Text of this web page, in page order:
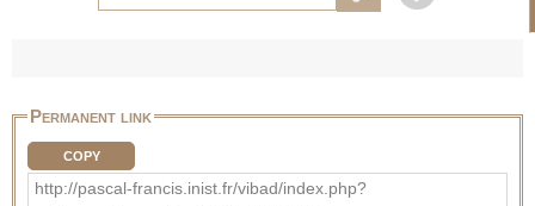
Permanent link
COPY
http://pascal-francis.inist.fr/vibad/index.php?